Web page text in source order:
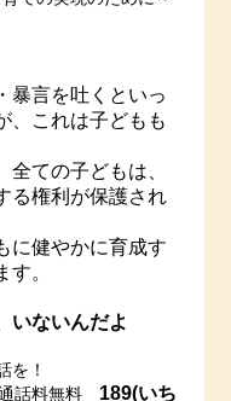
暴言を吐くといっ
、これは子どもも
ての子どもは、
る権利が保護され
に健やかに育成す
。
いないんだよ
を！
料無料 189(いち